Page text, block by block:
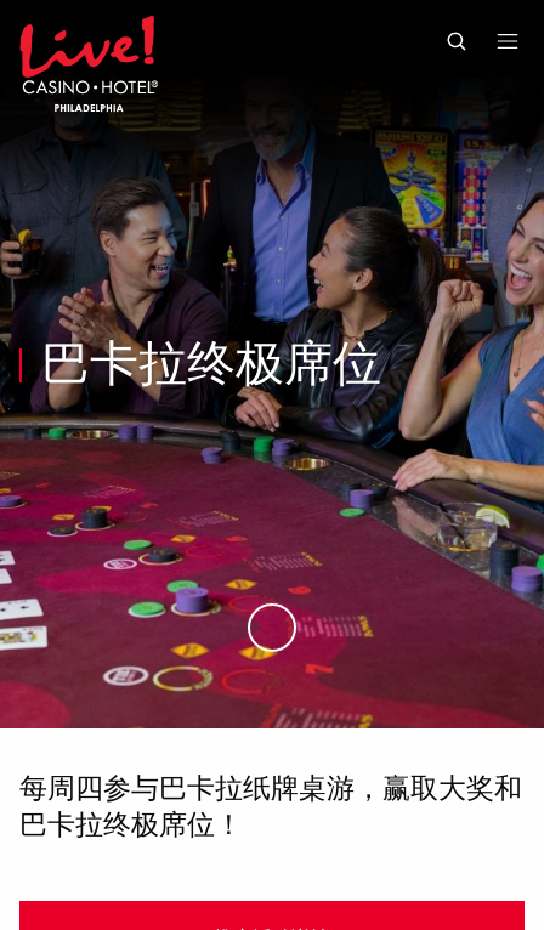
Skip to main content
Skip to mobile navigation
Skip to search
巴卡拉终极席位
Skip to Main Content
每周四参与巴卡拉纸牌桌游，赢取大奖和
巴卡拉终极席位！